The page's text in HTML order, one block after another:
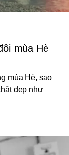
mùa Hè
mùa Hè, sao
đẹp như